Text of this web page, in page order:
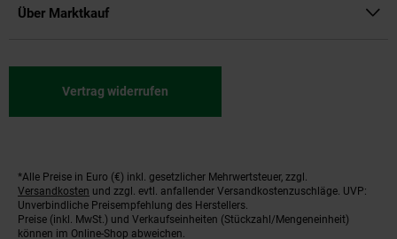
Über Marktkauf
Vertrag widerrufen
Fußnoten
*Alle Preise in Euro (€) inkl. gesetzlicher Mehrwertsteuer, zzgl.
Versandkosten und zzgl. evtl. anfallender Versandkostenzuschläge. UVP:
Unverbindliche Preisempfehlung des Herstellers.
Preise (inkl. MwSt.) und Verkaufseinheiten (Stückzahl/Mengeneinheit)
können im Online-Shop abweichen.